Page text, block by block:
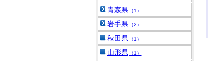
青森県 （1）
岩手県 （2）
秋田県 （1）
山形県 （1）